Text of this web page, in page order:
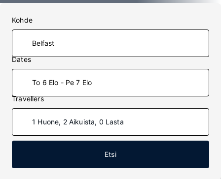
Kohde
Dates
To 6 Elo - Pe 7 Elo
Travellers
1 Huone, 2 Aikuista, 0 Lasta
Etsi